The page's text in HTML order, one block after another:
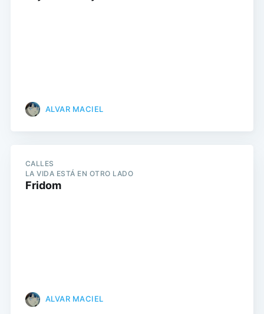
ALVAR MACIEL
CALLES
LA VIDA ESTÁ EN OTRO LADO
Fridom
ALVAR MACIEL